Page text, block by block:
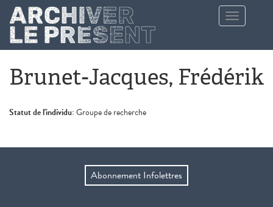
Aller au contenu principal
Toggle
navigation
Brunet-Jacques, Frédérik
Statut de l'individu:Groupe de recherche
Abonnement Infolettres